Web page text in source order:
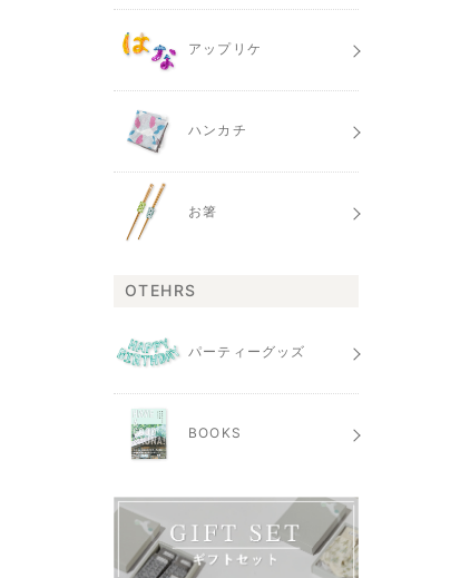
アップリケ
ハンカチ
お箸
OTEHRS
パーティーグッズ
BOOKS